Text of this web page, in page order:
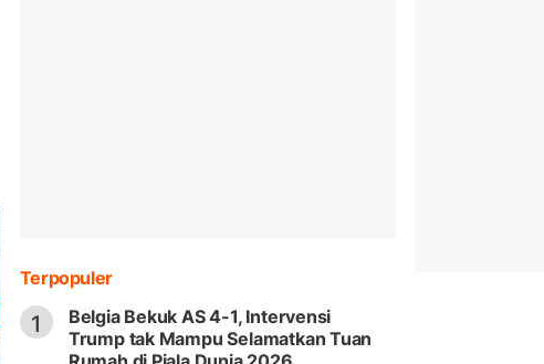
Terpopuler
1
Belgia Bekuk AS 4-1, Intervensi
Trump tak Mampu Selamatkan Tuan